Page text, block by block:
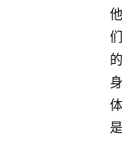
他
们
的
身
体
是